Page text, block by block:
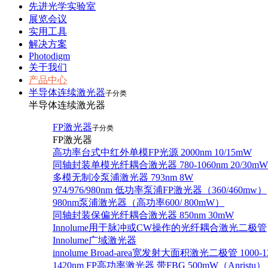
先进光学实验室
展览会议
实用工具
解决方案
Photodigm
关于我们
产品中心
半导体连续激光器子分类
半导体连续激光器
FP激光器子分类
FP激光器
高功率台式中红外单模FP光源 2000nm 10/15mW
同轴封装单模光纤耦合激光器 780-1060nm 20/30mW
多模无制冷泵浦激光器 793nm 8W
974/976/980nm 低功率泵浦FP激光器（360/460mw）
980nm泵浦激光器（高功率600/ 800mW）
同轴封装保偏光纤耦合激光器 850nm 30mW
Innolume用于脉冲或CW操作的光纤耦合激光二极管
Innolume广域激光器
innolume Broad-area宽发射大面积激光二极管 1000-
1420nm FP高功率激光器 带FBG 500mW（Anristu）